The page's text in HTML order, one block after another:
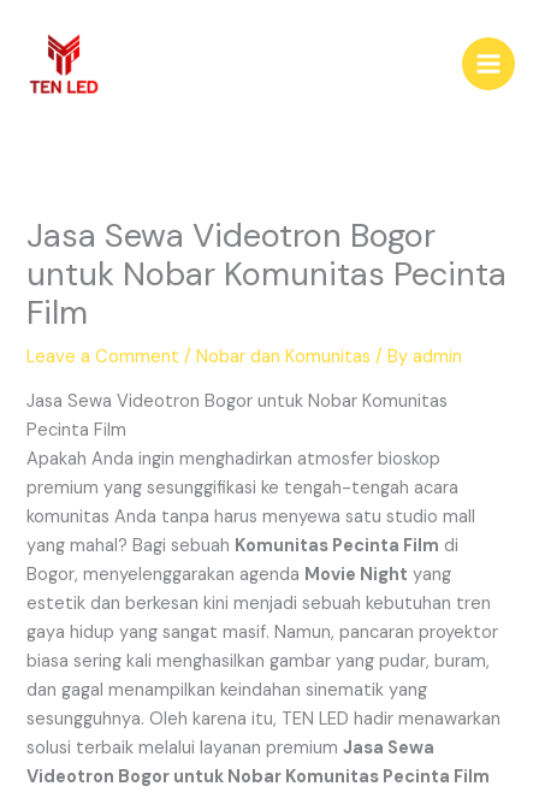
content
Jasa Sewa Videotron Bogor
untuk Nobar Komunitas Pecinta
Film
Leave a Comment /Nobar dan Komunitas / Byadmin
Jasa Sewa Videotron Bogor untuk Nobar Komunitas
Pecinta Film
Apakah Anda ingin menghadirkan atmosfer bioskop
premium yang sesunggifikasi ke tengah-tengah acara
komunitas Anda tanpa harus menyewa satu studio mall
yang mahal? Bagi sebuah Komunitas Pecinta Film di
Bogor, menyelenggarakan agenda Movie Night yang
estetik dan berkesan kini menjadi sebuah kebutuhan tren
gaya hidup yang sangat masif. Namun, pancaran proyektor
biasa sering kali menghasilkan gambar yang pudar, buram,
dan gagal menampilkan keindahan sinematik yang
sesungguhnya. Oleh karena itu, TEN LED hadir menawarkan
solusi terbaik melalui layanan premiumJasa Sewa
Videotron Bogor untuk Nobar Komunitas Pecinta Film